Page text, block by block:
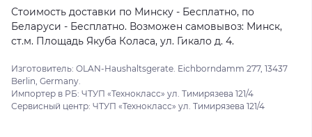
Стоимость доставки по Минску - Бесплатно, по
Беларуси - Бесплатно. Возможен самовывоз: Минск,
ст.м. Площадь Якуба Коласа, ул. Гикало д. 4.
Изготовитель: OLAN-Haushaltsgerate. Eichborndamm 277, 13437
Berlin, Germany.
Импортер в РБ: ЧТУП «Технокласс» ул. Тимирязева 121/4
Сервисный центр: ЧТУП «Технокласс» ул. Тимирязева 121/4